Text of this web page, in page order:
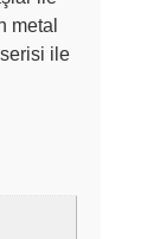
metal
ile